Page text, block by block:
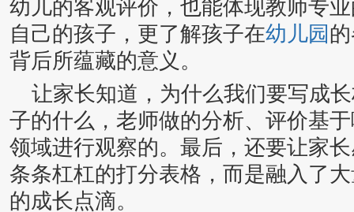
幼儿的客观评价，也能体现教师专
自己的孩子，更了解孩子在幼儿园
背后所蕴藏的意义。
让家长知道，为什么我们要写成
子的什么，老师做的分析、评价基
领域进行观察的。最后，还要让家
条条杠杠的打分表格，而是融入了
的成长点滴。